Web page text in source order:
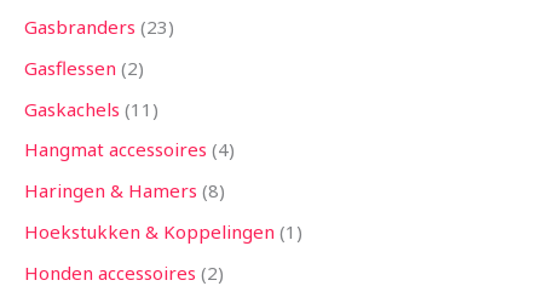
Gasbranders 23
Gasflessen 2
Gaskachels 11
Hangmat accessoires 4
Haringen & Hamers 8
Hoekstukken & Koppelingen 1
Honden accessoires 2